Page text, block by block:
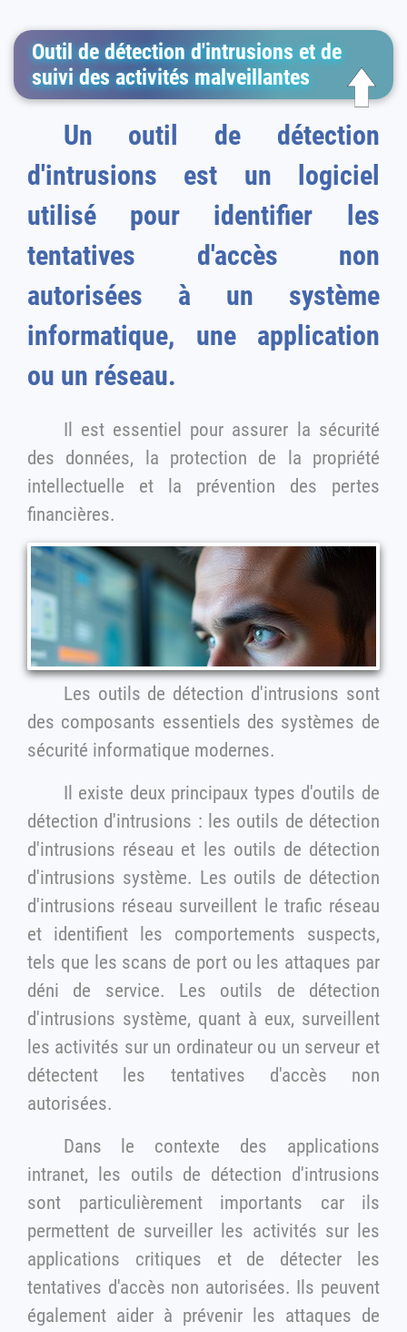
Outil de détection d'intrusions et de
suivi des activités malveillantes
Un outil de détection
d'intrusions est un logiciel
utilisé pour identifier les
tentatives d'accès non
autorisées à un système
informatique, une application
ou un réseau.
Il est essentiel pour assurer la sécurité
des données, la protection de la propriété
intellectuelle et la prévention des pertes
financières.
Les outils de détection d'intrusions sont
des composants essentiels des systèmes de
sécurité informatique modernes.
Il existe deux principaux types d'outils de
détection d'intrusions : les outils de détection
d'intrusions réseau et les outils de détection
d'intrusions système. Les outils de détection
d'intrusions réseau surveillent le trafic réseau
et identifient les comportements suspects,
tels que les scans de port ou les attaques par
déni de service. Les outils de détection
d'intrusions système, quant à eux, surveillent
les activités sur un ordinateur ou un serveur et
détectent les tentatives d'accès non
autorisées.
Dans le contexte des applications
intranet, les outils de détection d'intrusions
sont particulièrement importants car ils
permettent de surveiller les activités sur les
applications critiques et de détecter les
tentatives d'accès non autorisées. Ils peuvent
également aider à prévenir les attaques de